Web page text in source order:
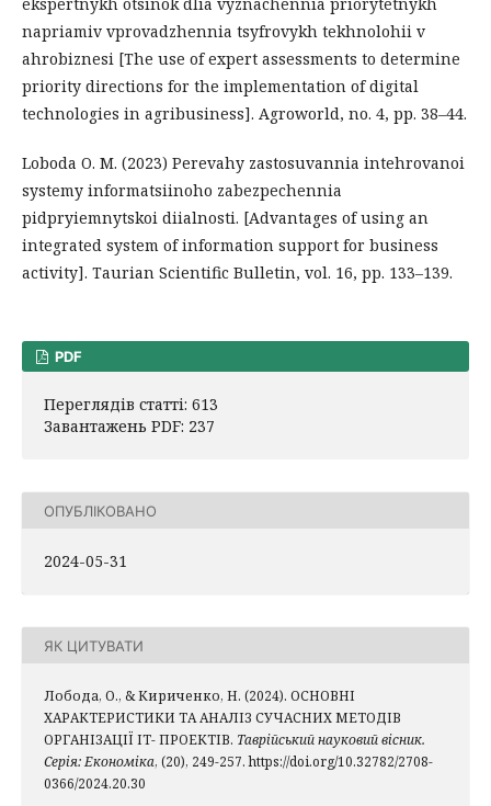
ekspertnykh otsinok dlia vyznachennia priorytetnykh
napriamiv vprovadzhennia tsyfrovykh tekhnolohii v
ahrobiznesi [The use of expert assessments to determine
priority directions for the implementation of digital
technologies in agribusiness]. Agroworld, no. 4, рр. 38–44.
Loboda O. M. (2023) Perevahy zastosuvannia intehrovanoi
systemy informatsiinoho zabezpechennia
pidpryiemnytskoi diialnosti. [Advantages of using an
integrated system of information support for business
activity]. Taurian Scientific Bulletin, vol. 16, pp. 133–139.
PDF
Переглядів статті: 613
Завантажень PDF: 237
ОПУБЛІКОВАНО
2024-05-31
ЯК ЦИТУВАТИ
Лобода, О., & Кириченко, Н. (2024). ОСНОВНІ
ХАРАКТЕРИСТИКИ ТА АНАЛІЗ СУЧАСНИХ МЕТОДІВ
ОРГАНІЗАЦІЇ ІТ- ПРОЕКТІВ. Таврійський науковий вісник.
Серія: Економіка, (20), 249-257. https://doi.org/10.32782/2708-
0366/2024.20.30